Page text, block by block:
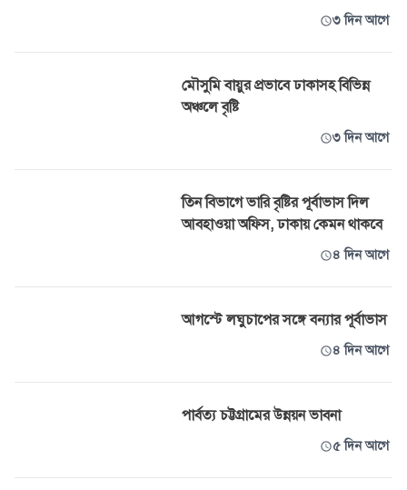
৩ দিন আগে
মৌসুমি বায়ুর প্রভাবে ঢাকাসহ বিভিন্ন
অঞ্চলে বৃষ্টি
৩ দিন আগে
তিন বিভাগে ভারি বৃষ্টির পূর্বাভাস দিল
আবহাওয়া অফিস, ঢাকায় কেমন থাকবে
৪ দিন আগে
আগস্টে লঘুচাপের সঙ্গে বন্যার পূর্বাভাস
৪ দিন আগে
পার্বত্য চট্টগ্রামের উন্নয়ন ভাবনা
৫ দিন আগে